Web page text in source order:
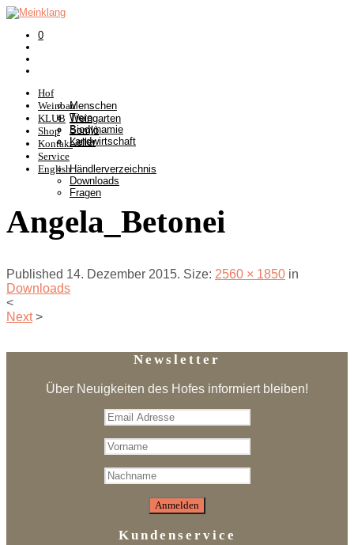
0
Hof
Menschen
Tiere
Biodynamie
Landwirtschaft
Weinbau
Weingarten
Somlò
Keller
KLUB
Shop
Kontakt
Service
Händlerverzeichnis
Downloads
Fragen
English
Angela_Betonei
Published 14. Dezember 2015. Size: 2560 × 1850 in
Downloads
<
Next >
Newsletter
Über Neuigkeiten des Hofes informiert bleiben!
Kundenservice